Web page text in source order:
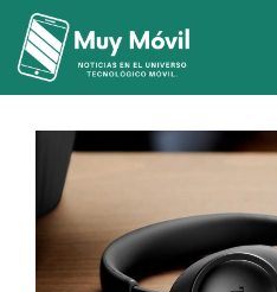
Saltar
contenido